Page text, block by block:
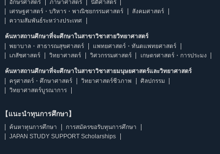
อักษรศาสตร์
ภาษาศาสตร์
นิติศาสตร์
เศรษฐศาสตร์・บริหาร・พาณิชยกรรมศาสตร์
สังคมศาสตร์
ความสัมพันธ์ระหว่างประเทศ
ค้นหาสถานศึกษาที่จะศึกษาในสาขาวิชาสายวิทยาศาสตร์
พยาบาล・สาธารณสุขศาสตร์
แพทยศาสตร์・ทันตแพทยศาสตร์
เภสัชศาสตร์
วิทยาศาสตร์ วิศวกรรมศาสตร์ เกษตรศาสตร์・การประมง
ค้นหาสถานศึกษาที่จะศึกษาในสาขาวิชาสายมนุษยศาสตร์และวิทยาศาสตร์
ครุศาสตร์・ศึกษาศาสตร์
วิทยาศาสตร์ชีวภาพ
ศิลปกรรม
วิทยาศาสตร์บูรณาการ
【แนะนำทุนการศึกษา】
ค้นหาทุนการศึกษา
การสมัครขอรับทุนการศึกษา
JAPAN STUDY SUPPORT Scholarships